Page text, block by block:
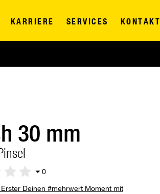
KARRIERE SERVICES KONTAKT
30 mm
0
Erster Deinen #mehrwert Moment mit